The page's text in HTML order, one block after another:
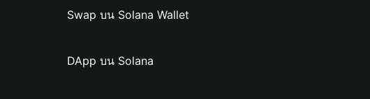
Swap บน Solana Wallet
DApp บน Solana